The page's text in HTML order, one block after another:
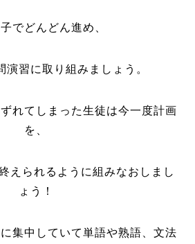
でどんどん進め、
演習に取り組みましょう。
れてしまった生徒は今一度計画
を、
えられるように組みなおしまし
ょう！
集中していて単語や熟語、文法